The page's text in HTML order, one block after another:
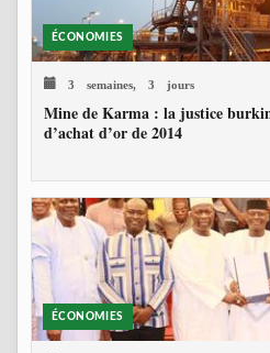
ÉCONOMIES
3 semaines, 3 jours
Mine de Karma : la justice
d’achat d’or de 2014
ÉCONOMIES